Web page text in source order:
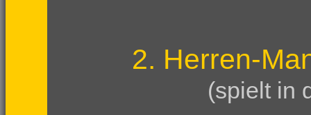
2. Herren-
(spielt in